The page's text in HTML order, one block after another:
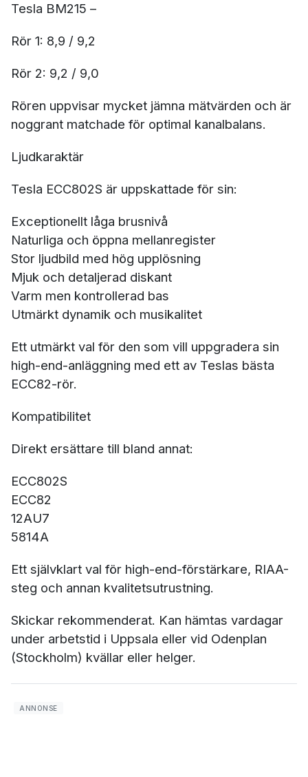
Tesla BM215 –
Rör 1: 8,9 / 9,2
Rör 2: 9,2 / 9,0
Rören uppvisar mycket jämna mätvärden och är
noggrant matchade för optimal kanalbalans.
Ljudkaraktär
Tesla ECC802S är uppskattade för sin:
Exceptionellt låga brusnivå
Naturliga och öppna mellanregister
Stor ljudbild med hög upplösning
Mjuk och detaljerad diskant
Varm men kontrollerad bas
Utmärkt dynamik och musikalitet
Ett utmärkt val för den som vill uppgradera sin
high-end-anläggning med ett av Teslas bästa
ECC82-rör.
Kompatibilitet
Direkt ersättare till bland annat:
ECC802S
ECC82
12AU7
5814A
Ett självklart val för high-end-förstärkare, RIAA-
steg och annan kvalitetsutrustning.
Skickar rekommenderat. Kan hämtas vardagar
under arbetstid i Uppsala eller vid Odenplan
(Stockholm) kvällar eller helger.